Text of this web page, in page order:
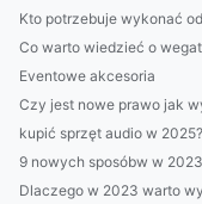
Kto potrzebuje wykonać
Co warto wiedzieć o
Eventowe akcesoria
Czy jest nowe prawo jak
kupić sprzęt audio w 2025?
9 nowych sposóbw w
Dlaczego w 2023 warto